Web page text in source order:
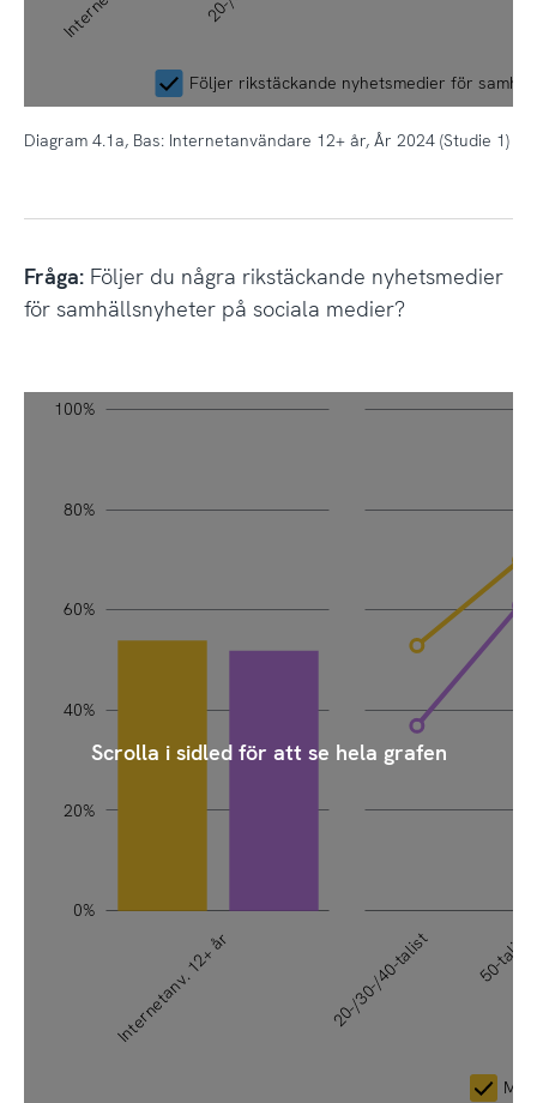
Följer rikstäckande nyhetsmedier för
Diagram 4.1a, Bas: Internetanvändare 12+ år, År 2024 (Studie 1)
Fråga:Följer du några rikstäckande nyhetsmedier
för samhällsnyheter på sociala medier?
100%
80%
60%
40%
20%
0%
L
Internetanv. 12+ år 20-/30-/40-talist 50-talist
Diagram 4.1b, Bas: Internetanvändare 12+ år, År 2024 (Studie 1)
svenskarnaochinternet.se CC0
Man
Scrolla i sidled för att se hela grafen